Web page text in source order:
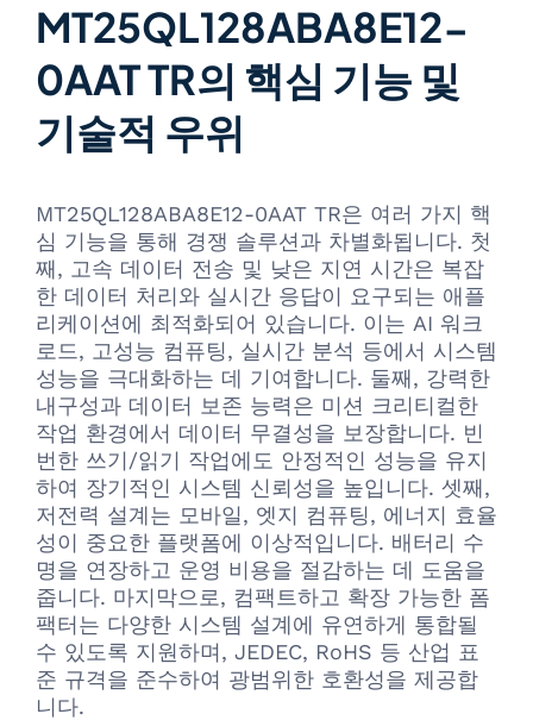
MT25QL128ABA8E12-
0AAT TR의 핵심 기능 및
기술적 우위
MT25QL128ABA8E12-0AAT TR은 여러 가지 핵
심 기능을 통해 경쟁 솔루션과 차별화됩니다. 첫
째, 고속 데이터 전송 및 낮은 지연 시간은 복잡
한 데이터 처리와 실시간 응답이 요구되는 애플
리케이션에 최적화되어 있습니다. 이는 AI 워크
로드, 고성능 컴퓨팅, 실시간 분석 등에서 시스템
성능을 극대화하는 데 기여합니다. 둘째, 강력한
내구성과 데이터 보존 능력은 미션 크리티컬한
작업 환경에서 데이터 무결성을 보장합니다. 빈
번한 쓰기/읽기 작업에도 안정적인 성능을 유지
하여 장기적인 시스템 신뢰성을 높입니다. 셋째,
저전력 설계는 모바일, 엣지 컴퓨팅, 에너지 효율
성이 중요한 플랫폼에 이상적입니다. 배터리 수
명을 연장하고 운영 비용을 절감하는 데 도움을
줍니다. 마지막으로, 컴팩트하고 확장 가능한 폼
팩터는 다양한 시스템 설계에 유연하게 통합될
수 있도록 지원하며, JEDEC, RoHS 등 산업 표
준 규격을 준수하여 광범위한 호환성을 제공합
니다.